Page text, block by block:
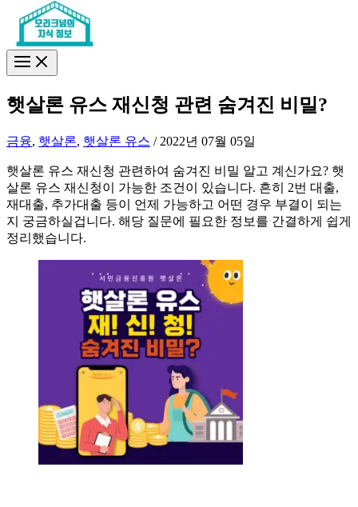
햇살론 유스 재신청 관련 숨겨진 비밀?
금융, 햇살론, 햇살론 유스 / 2022년 07월 05일
햇살론 유스 재신청 관련하여 숨겨진 비밀 알고 계신가요? 햇
살론 유스 재신청이 가능한 조건이 있습니다. 흔히 2번 대출,
재대출, 추가대출 등이 언제 가능하고 어떤 경우 부결이 되는
지 궁금하실겁니다. 해당 질문에 필요한 정보를 간결하게 쉽게
정리했습니다.